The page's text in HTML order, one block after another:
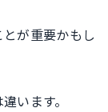
が重要かもし
います。